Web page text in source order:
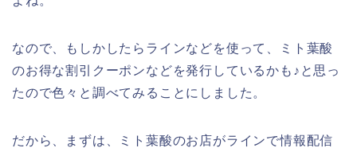
なので、もしかしたらラインなどを使って、ミト葉酸
のお得な割引クーポンなどを発行しているかも♪と思っ
たので色々と調べてみることにしました。
だから、まずは、ミト葉酸のお店がラインで情報配信